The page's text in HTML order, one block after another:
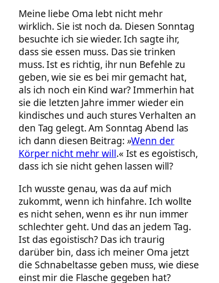
Meine liebe Oma lebt nicht mehr
wirklich. Sie ist noch da. Diesen Sonntag
besuchte ich sie wieder. Ich sagte ihr,
dass sie essen muss. Das sie trinken
muss. Ist es richtig, ihr nun Befehle zu
geben, wie sie es bei mir gemacht hat,
als ich noch ein Kind war? Immerhin hat
sie die letzten Jahre immer wieder ein
kindisches und auch stures Verhalten an
den Tag gelegt. Am Sonntag Abend las
ich dann diesen Beitrag: »Wenn der
Körper nicht mehr will.« Ist es egoistisch,
dass ich sie nicht gehen lassen will?
Ich wusste genau, was da auf mich
zukommt, wenn ich hinfahre. Ich wollte
es nicht sehen, wenn es ihr nun immer
schlechter geht. Und das an jedem Tag.
Ist das egoistisch? Das ich traurig
darüber bin, dass ich meiner Oma jetzt
die Schnabeltasse geben muss, wie diese
einst mir die Flasche gegeben hat?